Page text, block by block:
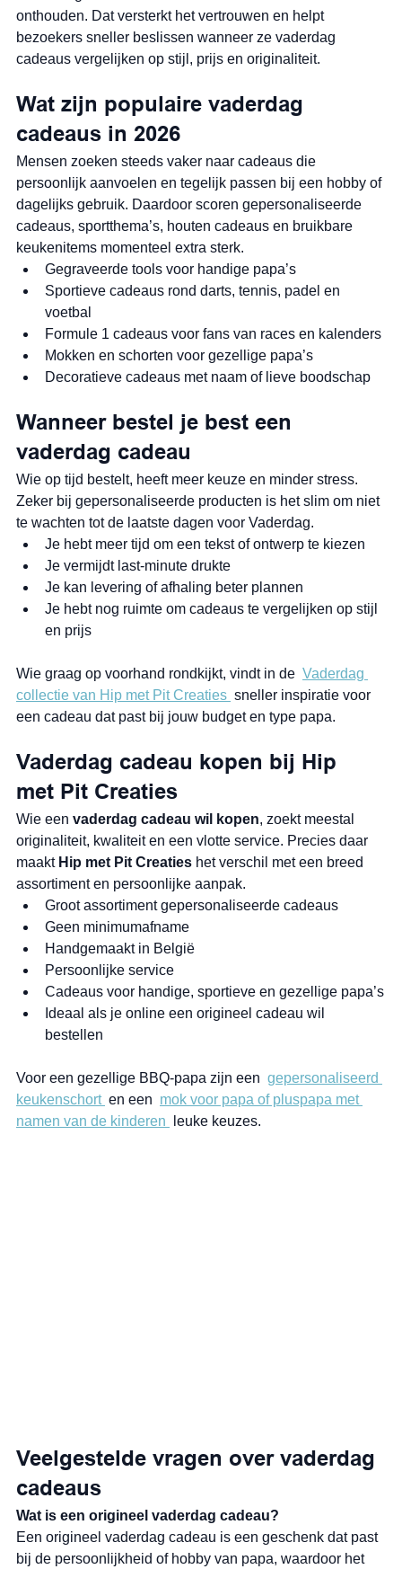
onthouden. Dat versterkt het vertrouwen en helpt
bezoekers sneller beslissen wanneer ze vaderdag
cadeaus vergelijken op stijl, prijs en originaliteit.
Wat zijn populaire vaderdag
cadeaus in 2026
Mensen zoeken steeds vaker naar cadeaus die
persoonlijk aanvoelen en tegelijk passen bij een hobby of
dagelijks gebruik. Daardoor scoren gepersonaliseerde
cadeaus, sportthema’s, houten cadeaus en bruikbare
keukenitems momenteel extra sterk.
Gegraveerde tools voor handige papa’s
Sportieve cadeaus rond darts, tennis, padel en
voetbal
Formule 1 cadeaus voor fans van races en kalenders
Mokken en schorten voor gezellige papa’s
Decoratieve cadeaus met naam of lieve boodschap
Wanneer bestel je best een
vaderdag cadeau
Wie op tijd bestelt, heeft meer keuze en minder stress.
Zeker bij gepersonaliseerde producten is het slim om niet
te wachten tot de laatste dagen voor Vaderdag.
Je hebt meer tijd om een tekst of ontwerp te kiezen
Je vermijdt last-minute drukte
Je kan levering of afhaling beter plannen
Je hebt nog ruimte om cadeaus te vergelijken op stijl
en prijs
Wie graag op voorhand rondkijkt, vindt in de Vaderdag
collectie van Hip met Pit Creaties sneller inspiratie voor
een cadeau dat past bij jouw budget en type papa.
Vaderdag cadeau kopen bij Hip
met Pit Creaties
Wie een vaderdag cadeau wil kopen, zoekt meestal
originaliteit, kwaliteit en een vlotte service. Precies daar
maakt Hip met Pit Creaties het verschil met een breed
assortiment en persoonlijke aanpak.
Groot assortiment gepersonaliseerde cadeaus
Geen minimumafname
Handgemaakt in België
Persoonlijke service
Cadeaus voor handige, sportieve en gezellige papa’s
Ideaal als je online een origineel cadeau wil
bestellen
Voor een gezellige BBQ-papa zijn een gepersonaliseerd
keukenschort en een mok voor papa of pluspapa met
namen van de kinderen
leuke keuzes.
Veelgestelde vragen over vaderdag
cadeaus
Wat is een origineel vaderdag cadeau?
Een origineel vaderdag cadeau is een geschenk dat past
bij de persoonlijkheid of hobby van papa, waardoor het